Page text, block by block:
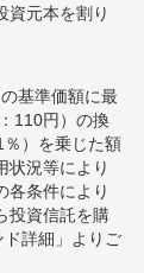
資元本を割り
基準価額に最
110円）の換
）を乗じた額
状況等により
各条件により
投資信託を購
詳細」よりご